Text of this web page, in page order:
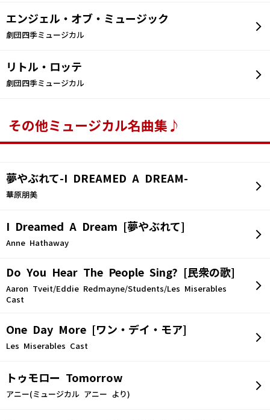
エンジェル・オブ・ミュージック
劇団四季ミュージカル
リトル・ロッテ
劇団四季ミュージカル
その他ミュージカル名曲集♪
夢やぶれて-I DREAMED A DREAM-
華原朋美
I Dreamed A Dream [夢やぶれて]
Anne Hathaway
Do You Hear The People Sing? [民衆の歌]
Aaron Tveit/Eddie Redmayne/Students/Les Miserables
Cast
One Day More [ワン・デイ・モア]
Les Miserables Cast
トゥモロー Tomorrow
アニー(ミュージカル アニー より)